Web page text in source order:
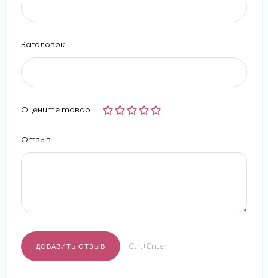
Заголовок
Оцените товар
Отзыв
Ctrl+Enter